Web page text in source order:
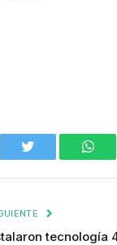
Twitter
tecnología